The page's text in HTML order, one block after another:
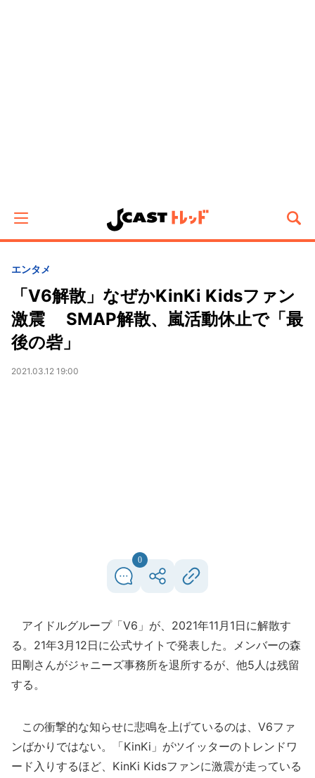
エンタメ
「V6解散」なぜかKinKi Kidsファン
激震 SMAP解散、嵐活動休止で「最
後の砦」
2021.03.12 19:00
0
アイドルグループ「V6」が、2021年11月1日に解散す
る。21年3月12日に公式サイトで発表した。メンバーの森
田剛さんがジャニーズ事務所を退所するが、他5人は残留
する。
この衝撃的な知らせに悲鳴を上げているのは、V6ファ
ンばかりではない。「KinKi」がツイッターのトレンドワ
ード入りするほど、KinKi Kidsファンに激震が走っている